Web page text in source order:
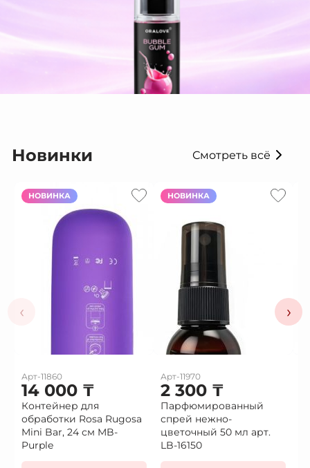
Новинки Смотреть всё
‹
НОВИНКА
Арт-11860
14 000 ₸
Контейнер для
обработки Rosa Rugosa
Mini Bar, 24 см MB-
Purple
НОВИНКА
Арт-11970
2 300 ₸
Парфюмированный
спрей нежно-
цветочный 50 мл арт.
LB-16150
›